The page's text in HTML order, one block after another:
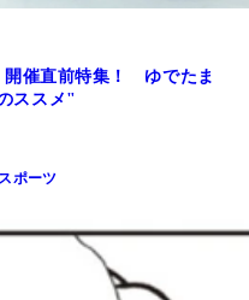
開催直前特集！ ゆでたま
ススメ"
スポーツ